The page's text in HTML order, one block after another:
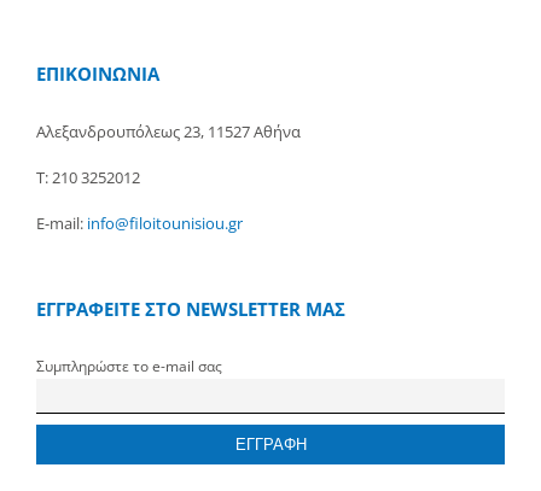
ΕΠΙΚΟΙΝΩΝΙΑ
Αλεξανδρουπόλεως 23, 11527 Αθήνα
Τ: 210 3252012
E-mail: info@filoitounisiou.gr
ΕΓΓΡΑΦΕΙΤΕ ΣΤΟ NEWSLETTER ΜΑΣ
Συμπληρώστε το e-mail σας